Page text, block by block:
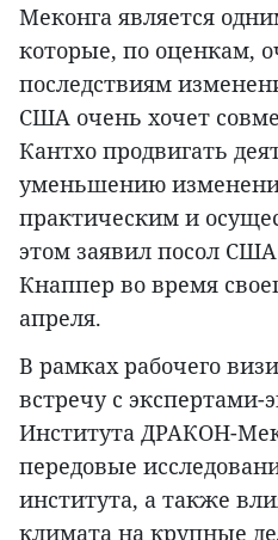
Меконга является
которые, по оценкам,
последствиям
США очень хочет
Кантхо продвигать
уменьшению
практическим и
этом заявил посол
Кнаппер во время
апреля.
В рамках рабочего
встречу с экспертами-
Института ДРАКОН-
передовые
института, а также
климата на крупные